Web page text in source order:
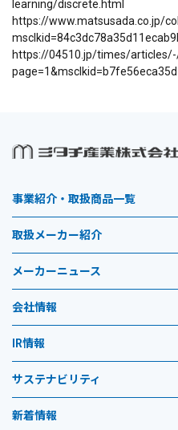
learning/discrete.html
https://www.matsusada.co.jp/
https://04510.jp/times/
事業紹介・取扱商品一覧
取扱メーカー紹介
メーカーニュース
会社情報
IR情報
サステナビリティ
新着情報